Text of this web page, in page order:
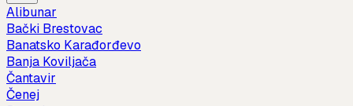
Alibunar
Bački Brestovac
Banatsko Karađorđevo
Banja Koviljača
Čantavir
Čenej